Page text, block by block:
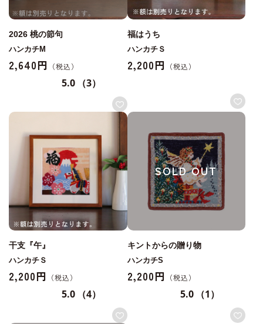
2026 桃の節句
ハンカチM
2,640円
5.0 （3）
福はうち
ハンカチＳ
2,200円
干支『午』
ハンカチＳ
2,200円
5.0 （4）
SOLD OUT
キントからの贈り物
ハンカチS
2,200円
5.0 （1）